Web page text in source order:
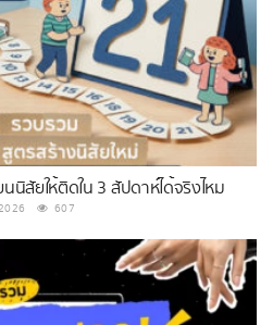
นิสัยให้ติดใน 3 สัปดาห์ได้จริงไหม
607